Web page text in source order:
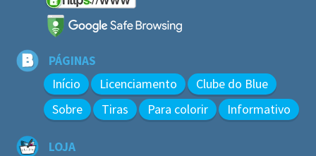
PÁGINAS
Início Licenciamento
Clube do Blue
Sobre
Tiras Para colorir Informativo
LOJA